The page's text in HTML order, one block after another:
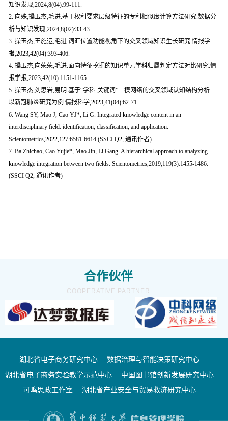
知识发现,2024,8(04):99-111.
2. 向姝,操玉杰,毛进.基于权利要求层级特征的专利相似度计算方法研究.数据分
析与知识发现,2024,8(02):33-43.
3. 操玉杰,王施运,毛进.词汇位置功能视角下的交叉领域知识生长研究.情报学
报,2023,42(04):393-406.
4. 操玉杰,向荣荣,毛进.面向特征挖掘的知识单元学科归属判定方法对比研究.情
报学报,2023,42(10):1151-1165.
5. 操玉杰,刘思岩,易明.基于“学科-关键词”二模网络的交叉领域认知结构分析—
以新冠肺炎研究为例.情报科学,2023,41(04):62-71.
6. Wang SY, Mao J, Cao YJ*, Li G. Integrated knowledge content in an
interdisciplinary field: identification, classification, and application.
Scientometrics,2022,127:6581-6614.(SSCI Q2, 通讯作者)
7. Ba Zhichao, Cao Yujie*, Mao Jin, Li Gang. A hierarchical approach to analyzing
knowledge integration between two fields. Scientometrics,2019,119(3):1455-1486.
(SSCI Q2, 通讯作者)
合作伙伴
COOPERATIVE PARTNER
湖北省电子商务研究中心
数据治理与智能决策研究中心
湖北省电子商务实验教学示范中心
中国图书馆创新发展研究中心
可鸣思政工作室
湖北省产业安全与贸易救济研究中心